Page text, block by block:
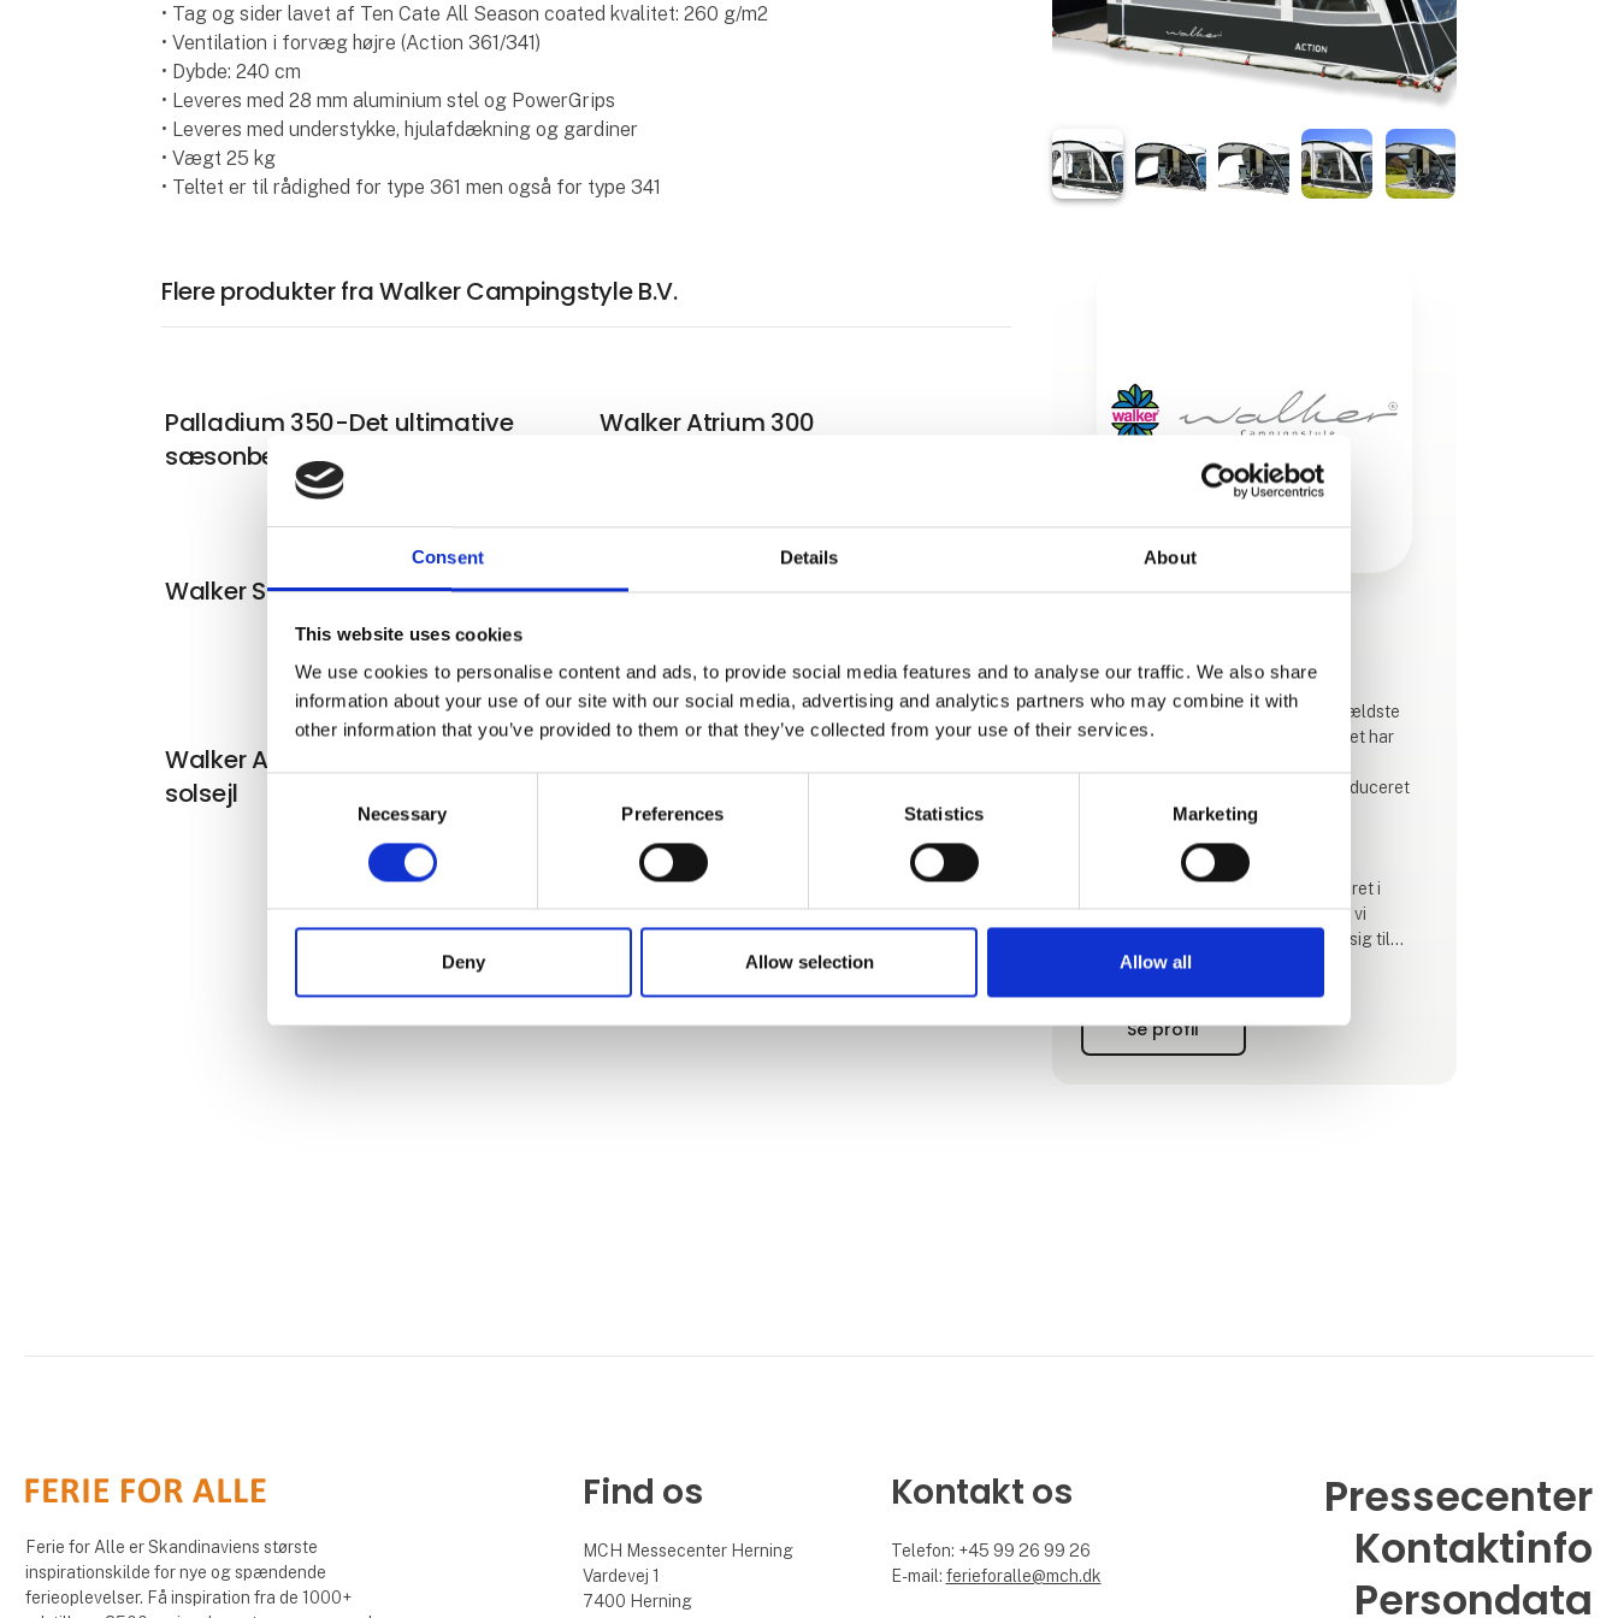
Consent Details About
This website uses cookies
We use cookies to personalise content and ads, to provide social media features and to analyse our traffic. We also share
information about your use of our site with our social media, advertising and analytics partners who may combine it with
other information that you’ve provided to them or that they’ve collected from your use of their services.
Necessary Preferences Statistics Marketing
Deny Allow selection Allow all
• Tag og sider lavet af Ten Cate All Season coated kvalitet: 260 g/m2
• Ventilation i forvæg højre (Action 361/341)
• Dybde: 240 cm
• Leveres med 28 mm aluminium stel og PowerGrips
• Leveres med understykke, hjulafdækning og gardiner
• Vægt 25 kg
• Teltet er til rådighed for type 361 men også for type 341
Flere produkter fra Walker Campingstyle B.V.
Palladium 350-Det ultimative
sæsonbestemte telt
Walker Atrium 300
Walker Scandic 300
Walker Patio Solsejl - Specielt
Walker Active - oppusteligt
solsejl
Walker Campingstyle B.V.
Walker forteltfabrikken er en af de ældste
teltfabrikker i Holland. Walker navnet har
familieforetagende, og har altid produceret
topkvalitet til krævende campister.
Vore fortelte er udviklet og produceret i
Deurne Holland. Gennem årene har vi
oparbejdet stor viden, som kommer sig til
udtryk i vort design og kvalitet. En
investering i et Walker fortelt giver mange års
Se profil
Ferie for Alle er Skandinaviens største
inspirationskilde for nye og spændende
ferieoplevelser. Få inspiration fra de 1000+
Find os
MCH Messecenter Herning
Vardevej 1
7400 Herning
Kontakt os
Telefon: +45 99 26 99 26
E-mail: ferieforalle@mch.dk
Pressecenter
Kontaktinfo
Persondata